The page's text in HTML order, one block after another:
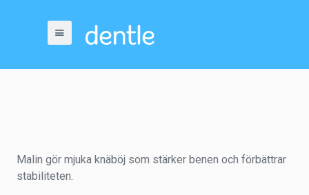
Malin gör mjuka knäböj som stärker benen och förbättrar
stabiliteten.